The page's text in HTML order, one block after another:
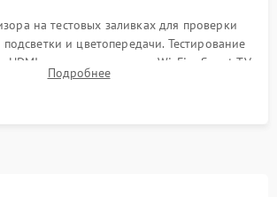
на тестовых заливках для проверки
и цветопередачи. Тестирование
HDMI, динамиков, модуля Wi-Fi и Smart TV
режиме в течение нескольких часов.
Подробнее